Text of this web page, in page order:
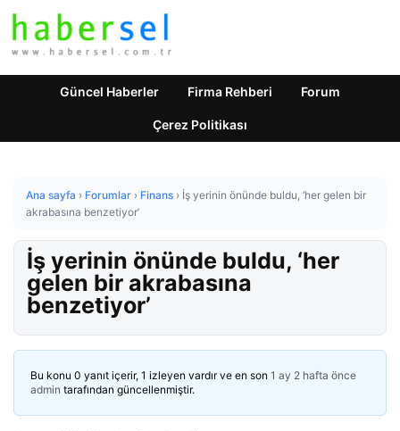
Güncel Haberler Firma Rehberi Forum
Çerez Politikası
Ana sayfa › Forumlar › Finans › İş yerinin önünde buldu, ‘her gelen bir
akrabasına benzetiyor’
İş yerinin önünde buldu, ‘her
gelen bir akrabasına
benzetiyor’
Bu konu 0 yanıt içerir, 1 izleyen vardır ve en son 1 ay 2 hafta önce
admin tarafından güncellenmiştir.